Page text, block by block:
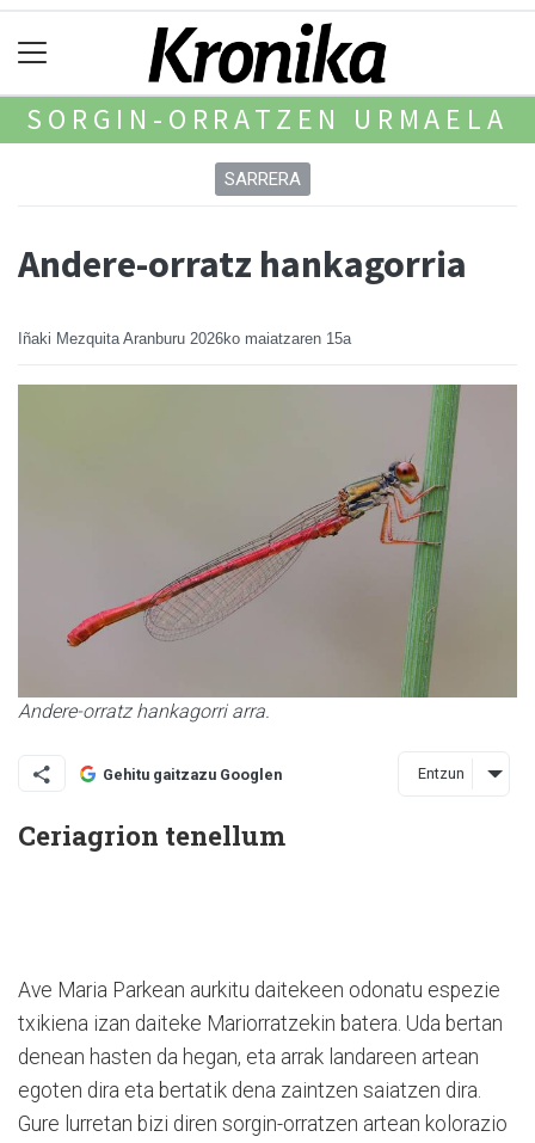
SORGIN-ORRATZEN URMAELA
SARRERA
Andere-orratz hankagorria
Iñaki Mezquita Aranburu 2026ko maiatzaren 15a
Andere-orratz hankagorri arra.
Gehitu gaitzazu Googlen Entzun
Ceriagrion tenellum
Ave Maria Parkean aurkitu daitekeen odonatu espezie
txikiena izan daiteke Mariorratzekin batera. Uda bertan
denean hasten da hegan, eta arrak landareen artean
egoten dira eta bertatik dena zaintzen saiatzen dira.
Gure lurretan bizi diren sorgin-orratzen artean kolorazio